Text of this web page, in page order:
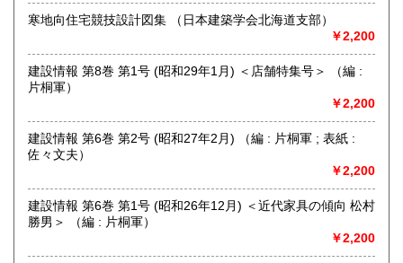
書籍、雑誌の買取り強化中です。グラフィックデザイン、イ
ラストレーション、タイポグラフィ、プロダクトデザイン、
インテリア、建築、広告、写真、美術関係の蔵書の処分をお
考えの際にはメール、電話、ファックスでご連絡下さい。誠
実にお見積り致します。
取り扱い分野
美術工芸、外国書、サブカルチャー
グラフィックデザイン、イラストレーション、プロダクトデ
ザイン、建築、インテリアデザイン、美術、工芸、広告、写
寒地向住宅競技設計図集 （日本建築学会北海道支部）
￥2,200
建設情報 第8巻 第1号 (昭和29年1月) ＜店舗特集号＞ （編 :
片桐軍）
￥2,200
建設情報 第6巻 第2号 (昭和27年2月) （編 : 片桐軍 ; 表紙 :
佐々文夫）
￥2,200
建設情報 第6巻 第1号 (昭和26年12月) ＜近代家具の傾向 松村
勝男＞ （編 : 片桐軍）
￥2,200